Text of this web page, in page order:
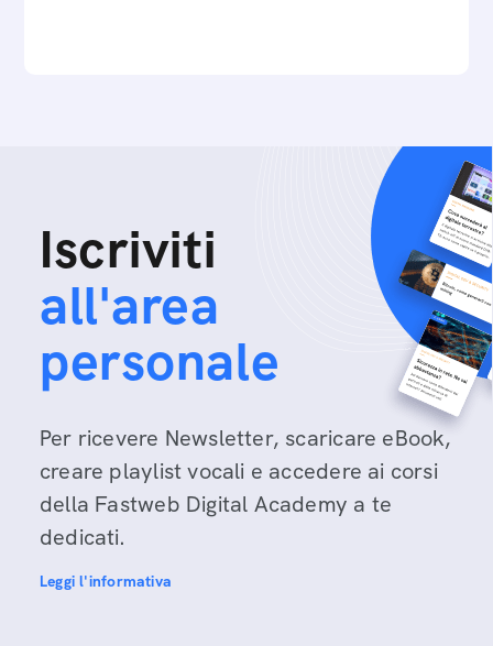
Iscriviti
all'area
personale
Per ricevere Newsletter, scaricare eBook,
creare playlist vocali e accedere ai corsi
della Fastweb Digital Academy a te
dedicati.
Leggi l'informativa